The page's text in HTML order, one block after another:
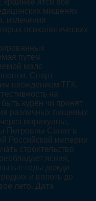
ятси все
мишенях
излечения
психологических
путем
мало
Спирт
вхождением ТГК,
на
курён чи принят
различных пищевых
марихуаны,
Петровны Сенат в
Российской империи
строительство
ясная,
годы дожди
и вплоть до
лето. Дата